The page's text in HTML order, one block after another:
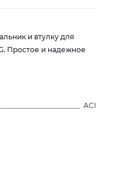
и втулку для
Простое и надежное
ACI